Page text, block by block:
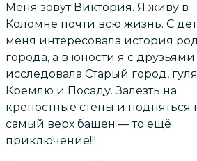
Меня зовут Виктория. Я живу в
Коломне почти всю жизнь. С
меня интересовала история
города, а в юности я с друзьями
исследовала Старый город,
Кремлю и Посаду. Залезть на
крепостные стены и подняться
самый верх башен — то ещё
приключение!!!